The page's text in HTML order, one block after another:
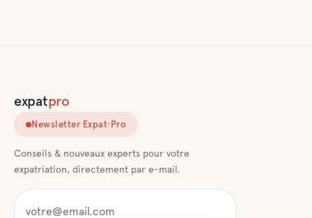
expatpro
Newsletter Expat·Pro
Conseils & nouveaux experts pour votre
expatriation, directement par e-mail.